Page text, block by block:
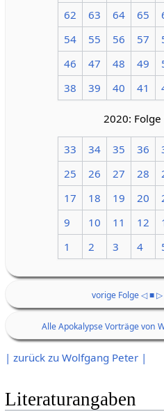
62
63 64 65
54
55 56 57
46
47 48 49
38
39 40 41
2020: Folge
33 34 35 36
25
26 27 28
17
18 19 20
9
10 11 12
1
2 3 4
vorige Folge ◁■▷
Alle Apokalypse Vorträge von
| zurück zu Wolfgang Peter |
Literaturangaben